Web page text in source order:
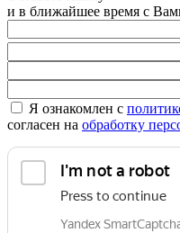
и в ближайшее время с
Я ознакомлен с
согласен на обработку